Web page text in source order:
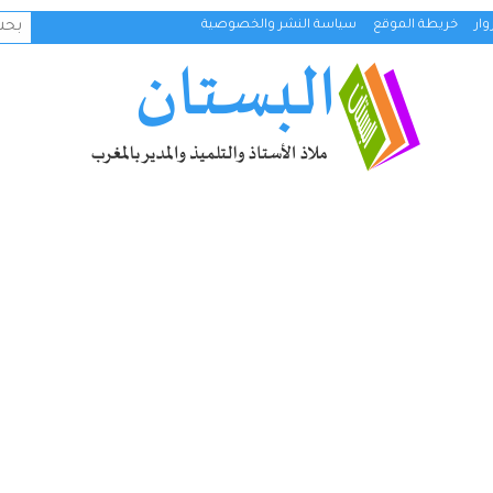
خريطة الموقع سياسة النشر والخصوصية
عن: